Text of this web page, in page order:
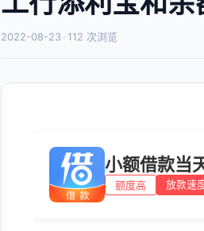
2022-08-23 · 112 次浏览
小额借款当
额度高 放款速